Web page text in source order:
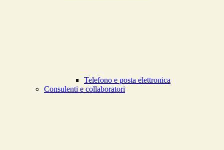
Telefono e posta elettronica
Consulenti e collaboratori